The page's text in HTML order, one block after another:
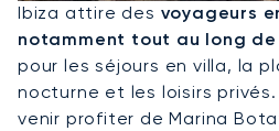
Ibiza attire des voyageurs
notamment tout au long
pour les séjours en villa, la
nocturne et les loisirs
venir profiter de Marina